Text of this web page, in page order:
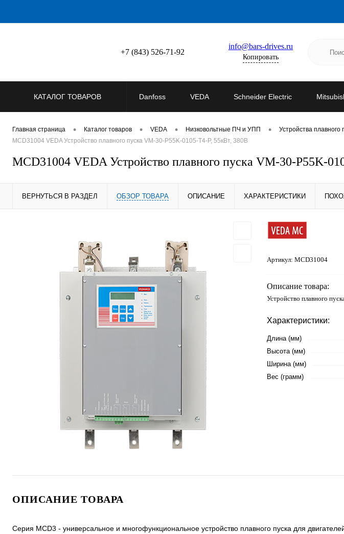
+7 (843) 526-71-92
info@bars-drives.ru
Копировать
КАТАЛОГ ТОВАРОВ Danfoss VEDA Schneider Electric
Главная страница • Каталог товаров • VEDA • Низковольтные ПЧ и УПП • Устройства плавного
MCD31004 VEDA Устройство плавного пуска VM-30-P55K-0105-T4-P, 55кВт, 380В
MCD31004 VEDA Устройство плавного пуска VM-30-P55K-
ВЕРНУТЬСЯ В РАЗДЕЛ ОБЗОР ТОВАРА ОПИСАНИЕ ХАРАКТЕРИСТИКИ
Артикул: MCD31004
Описание товара:
Устройство плавного
Характеристики:
Длина (мм)
Высота (мм)
Ширина (мм)
Вес (грамм)
ОПИСАНИЕ ТОВАРА
Серия MCD3 - универсальное и многофункциональное устройство плавного пуска для